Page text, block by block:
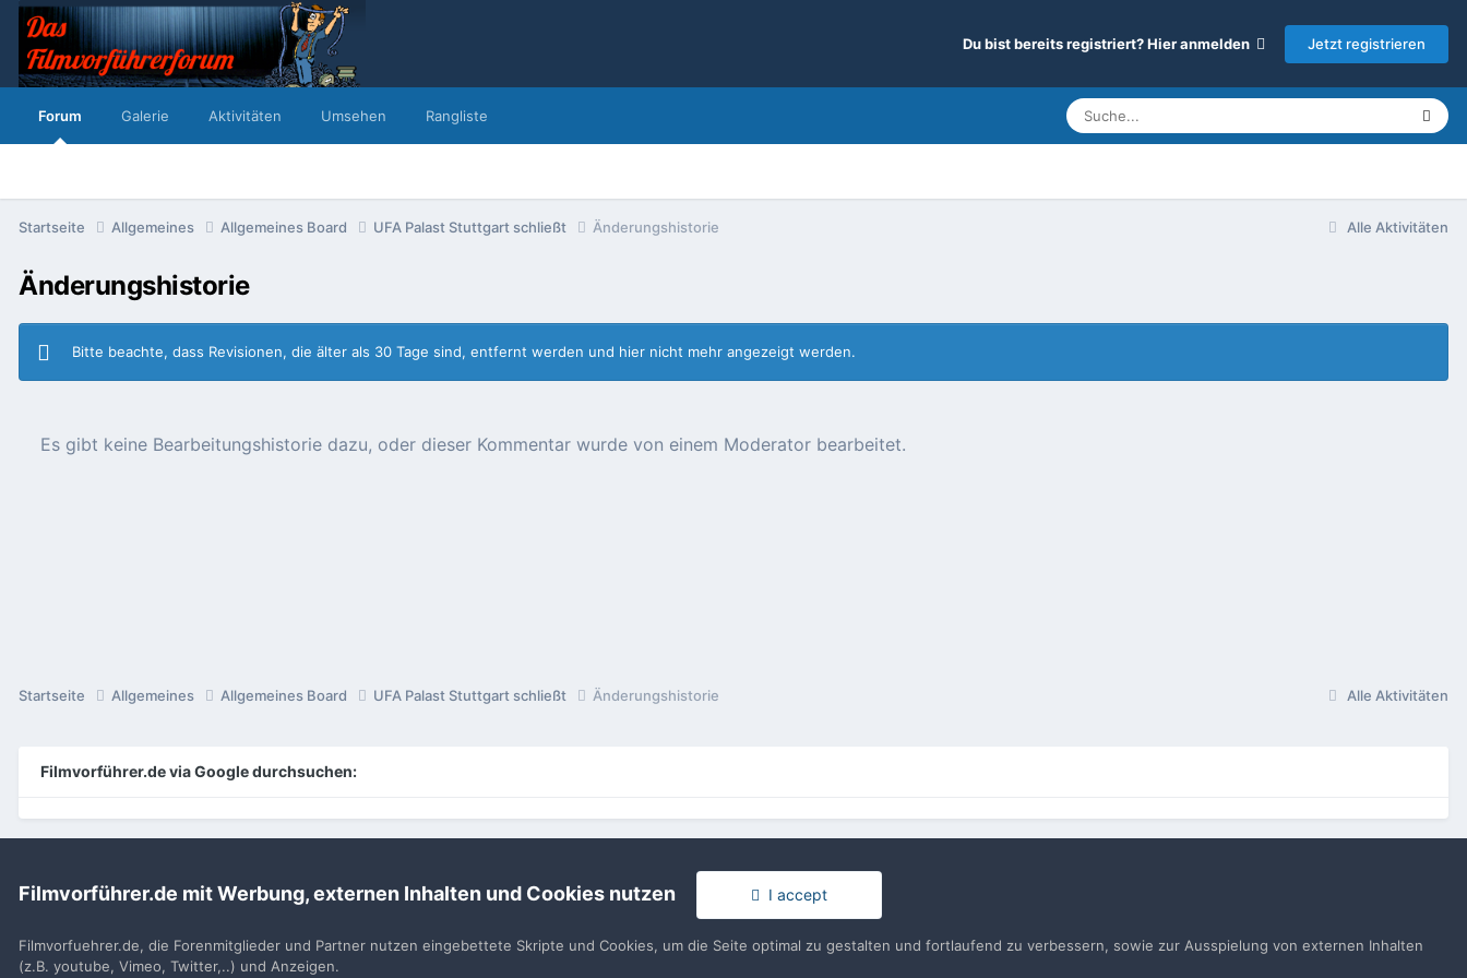
Du bist bereits registriert? Hier anmelden Jetzt registrieren
Forum Galerie Aktivitäten Umsehen Rangliste
Alle Aktivitäten
Startseite Allgemeines Allgemeines Board UFA Palast Stuttgart schließt Änderungshistorie
Änderungshistorie
Bitte beachte, dass Revisionen, die älter als 30 Tage sind, entfernt werden und hier nicht mehr angezeigt werden.
Es gibt keine Bearbeitungshistorie dazu, oder dieser Kommentar wurde von einem Moderator bearbeitet.
Alle Aktivitäten
Startseite Allgemeines Allgemeines Board UFA Palast Stuttgart schließt Änderungshistorie
Filmvorführer.de via Google durchsuchen:
Realisierung: IN-Solution
Powered by Invision Community
Filmvorführer.de mit Werbung, externen Inhalten und Cookies nutzen I accept
Filmvorfuehrer.de, die Forenmitglieder und Partner nutzen eingebettete Skripte und Cookies, um die Seite optimal zu gestalten und fortlaufend zu verbessern, sowie zur Ausspielung von externen Inhalten
(z.B. youtube, Vimeo, Twitter,..) und Anzeigen.